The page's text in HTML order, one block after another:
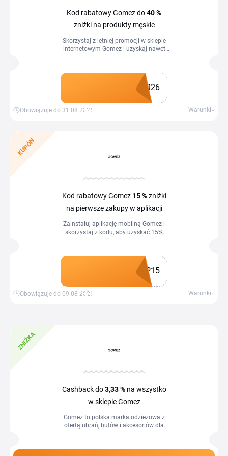
Kod rabatowy Gomez do40 %
zniżki na produkty męskie
Skorzystaj z letniej promocji w sklepie
internetowym Gomez i uzyskaj nawet
22 czerwca 2026 r. do 31 sierpnia 2026
r. do godziny 23:59 i obowiązuje na
stronie Gomez.pl. Aby skorzystać z
rabatu, należy wpisać kod SUMMER26
Zniżka dotyczy wyłącznie zamówień o
Zdobądź kupon
R26
Obowiązuje do 31.08.2026 Warunki
KUPÓN
Kod rabatowy Gomez 15 %zniżki
na pierwsze zakupy w aplikacji
Zainstaluj aplikację mobilną Gomez i
skorzystaj z kodu, aby uzyskać 15%
Zdobądź kupon
P15
Obowiązuje do 09.08.2026 Warunki
ZNIŻKA
Cashback do3,33 %na wszystko
w sklepie Gomez
Gomez to polska marka odzieżowa z
ofertą ubrań, butów i akcesoriów dla
garderobę w...